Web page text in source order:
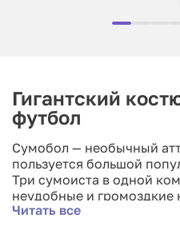
Гигантский
футбол
Сумобол — необычный
пользуется большой
Три сумоиста в одной
неудобные и
маленькие надувные
Читать все